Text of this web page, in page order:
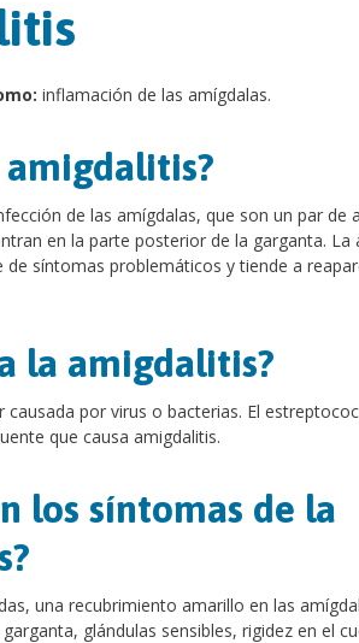
inflamación de las amígdalas.
amigdalitis?
de las amígdalas, que son un par de
en la parte posterior de la garganta. La
de síntomas problemáticos y tiende a
la amigdalitis?
causada por virus o bacterias. El
que causa amigdalitis.
los síntomas de la
una recubrimiento amarillo en las
glándulas sensibles, rigidez en el